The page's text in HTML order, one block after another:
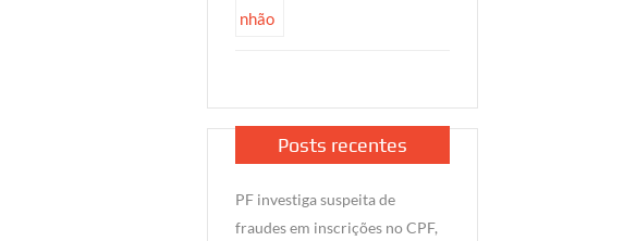
Posts recentes
PF investiga suspeita de
fraudes em inscrições no CPF,